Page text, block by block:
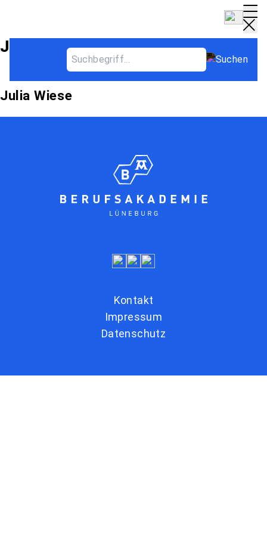
Jahrgang Archives
Julia Wiese
Kontakt
Impressum
Datenschutz